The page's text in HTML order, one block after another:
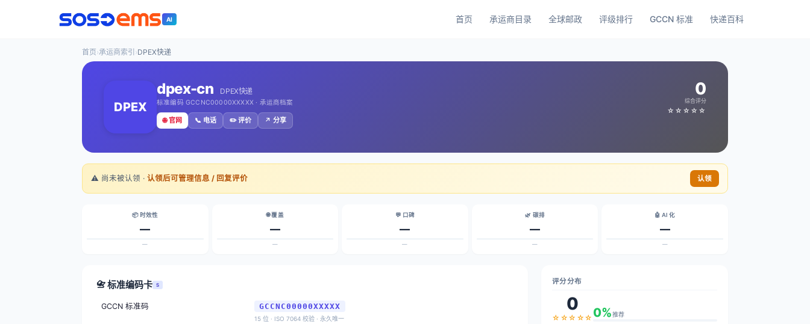
AI 首页 承运商目录 全球邮政 评级排行 GCCN 标准 快递百科
首页›承运商索引 ›DPEX快递
DPEX
dpex-cn DPEX快递
标准编码 GCCNC00000XXXXX · 承运商档案
🌐 官网 📞 电话 ✏️ 评价 ↗️ 分享
0
综合评分
☆☆☆☆☆
⚠️ 尚未被认领 · 认领后可管理信息 / 回复评价 认领
📦 时效性
—
—
🌐 覆盖
—
—
💬 口碑
—
—
🌿 碳排
—
—
🤖 AI 化
—
—
📇 标准编码卡 S
GCCN 标准码 GCCNC00000XXXXX
15 位 · ISO 7064 校验 · 永久唯一
评分分布
0
☆☆☆☆☆ 0%推荐